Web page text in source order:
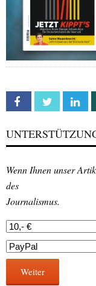
Facebook Twitter
Wenn Ihnen unser
des
Journalismus.
Weiter